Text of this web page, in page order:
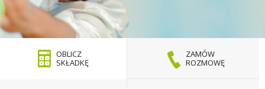
OBLICZ
SKŁADKĘ
ZAMÓW
ROZMOWĘ